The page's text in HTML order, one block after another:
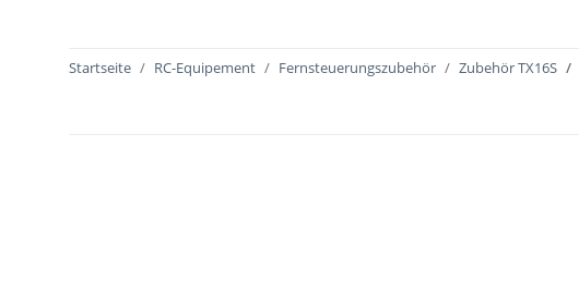
Startseite RC-Equipement Fernsteuerungszubehör Zubehör TX16S